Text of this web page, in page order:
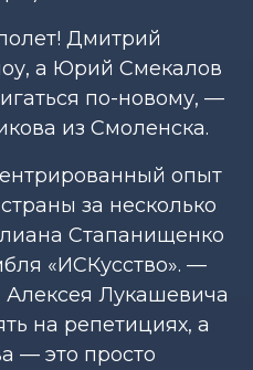
Дмитрий
а Юрий Смекалов
по-новому, —
из Смоленска.
опыт
за несколько
Стапанищенко
«ИСКусство». —
Алексея Лукашевича
на репетициях, а
— это просто